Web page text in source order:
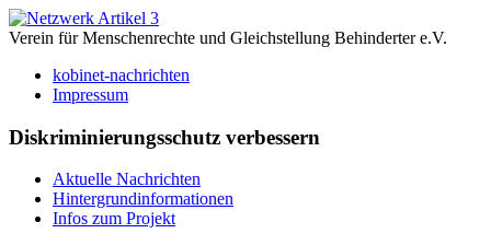
Verein für Menschenrechte und Gleichstellung Behinderter e.V.
kobinet-nachrichten
Impressum
Diskriminierungsschutz verbessern
Aktuelle Nachrichten
Hintergrundinformationen
Infos zum Projekt